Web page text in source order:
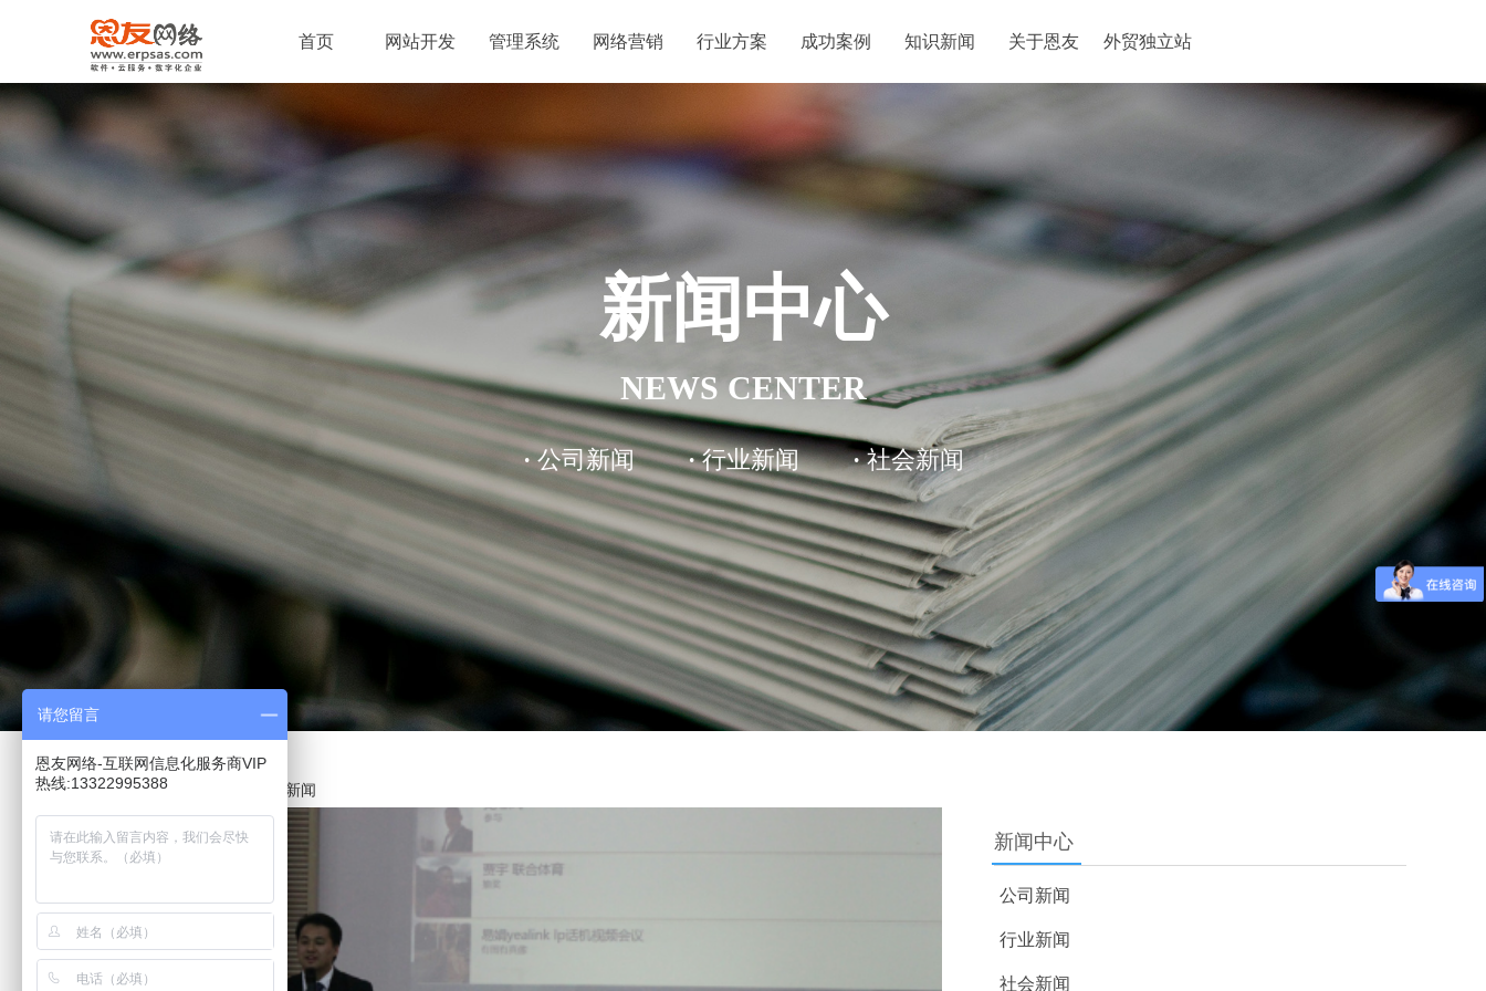
新闻中心
NEWS CENTER
·公司新闻·行业新闻·社会新闻
首页 >> 互联网书院 公司新闻
新闻中心
公司新闻
行业新闻
社会新闻
首页 网站开发 管理系统 网络营销 行业方案 成功案例 知识新闻 关于恩友 外贸独立站
请您留言
恩友网络-互联网信息化服务商VIP
热线:13322995388